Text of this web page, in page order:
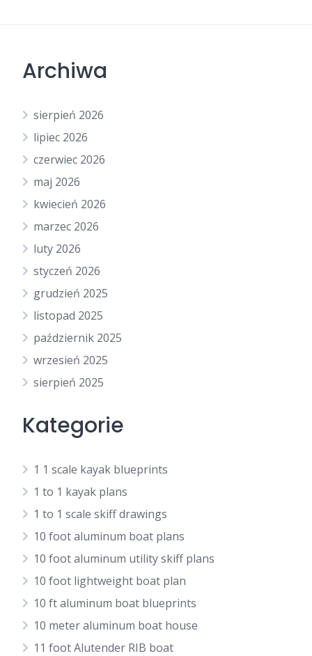
Archiwa
sierpień 2026
lipiec 2026
czerwiec 2026
maj 2026
kwiecień 2026
marzec 2026
luty 2026
styczeń 2026
grudzień 2025
listopad 2025
październik 2025
wrzesień 2025
sierpień 2025
Kategorie
1 1 scale kayak blueprints
1 to 1 kayak plans
1 to 1 scale skiff drawings
10 foot aluminum boat plans
10 foot aluminum utility skiff plans
10 foot lightweight boat plan
10 ft aluminum boat blueprints
10 meter aluminum boat house
11 foot Alutender RIB boat